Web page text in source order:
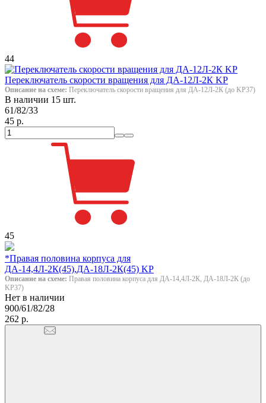
44
Переключатель скорости вращения для ДА-12Л-2К KP
Описание на схеме: Переключатель скорости вращения для ДА-12Л-2К (до KP37)
В наличии 15 шт.
61/82/33
45 р.
45
*Правая половина корпуса для
ДА-14,4Л-2К(45),ДА-18Л-2К(45) KP
Описание на схеме: Правая половина корпуса для ДА-14,4Л-2К, ДА-18Л-2К (до
KP37)
Нет в наличии
900/61/82/28
262 р.